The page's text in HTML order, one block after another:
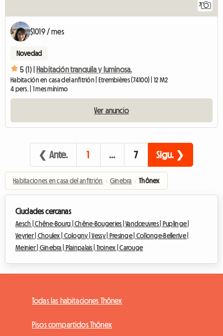
7
$1019 / mes
Novedad
5 (1) | Habitación tranquila y luminosa.
Habitación en casa del anfitrión | Etrembières (74100) | 12 M2
4 pers. | 1 mes mínimo
Ver anuncio
❮ Ante. 1 … 7 Sigu. ❯
Habitaciones en casa del anfitrión › Ginebra › Thônex
Ciudades cercanas
Aesch |Chêne-Bourg |Chêne-Bougeries |Vandœuvres |
Puplinge |
Veyrier | Choulex | Cologny |Vessy | Presinge | Collonge-Bellerive |
Meinier | Ginebra | Plainpalais | Troinex |Carouge
Todas las habitaciones Thônex
Pisos compartidos Thônex